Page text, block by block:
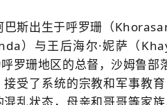
斯出生于呼罗珊（
）与王后海尔·妮萨（
呼罗珊地区的总督，沙姆鲁
受了系统的宗教和军事教